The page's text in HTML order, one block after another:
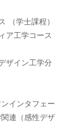
（学士課程）
ア工学コース
ザイン工学分
インタフェー
連（感性デザ